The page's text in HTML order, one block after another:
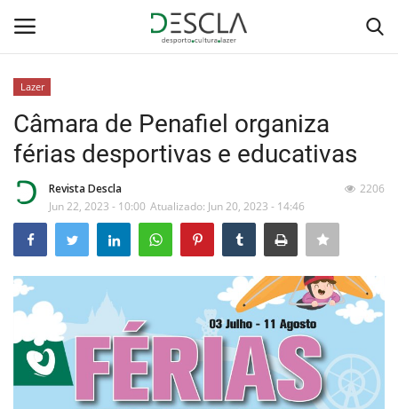
Home
...by Descla
Desporto
Contactos
Sobre Nós
Educação
Lazer
Câmara de Penafiel organiza
férias desportivas e educativas
Revista Descla
Jun 22, 2023 - 10:00 Atualizado: Jun 20, 2023 - 14:46
2206